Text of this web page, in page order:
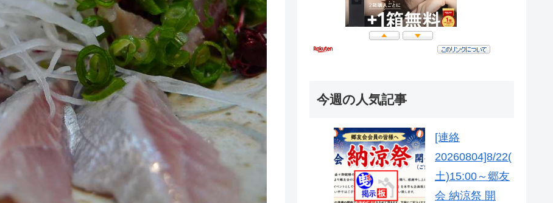
今週の人気記事
[連絡
20260804]8/22(
土)15:00～郷友
会 納涼祭 開